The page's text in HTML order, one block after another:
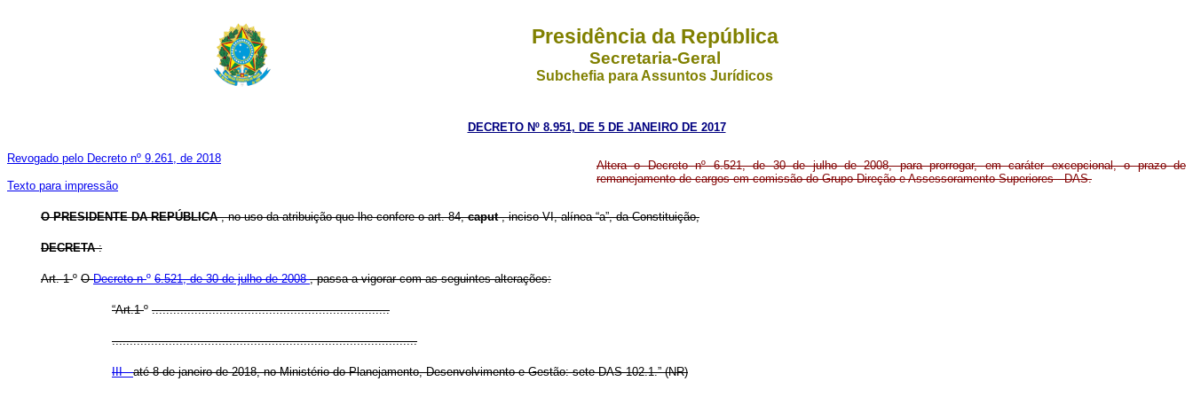
Presidência da República
Secretaria-Geral
Subchefia para Assuntos Jurídicos
DECRETO Nº 8.951, DE 5 DE JANEIRO DE 2017
Revogado pelo Decreto nº 9.261, de 2018
Texto para impressão
Altera o Decreto nº 6.521, de 30 de julho de 2008, para prorrogar, em caráter excepcional, o prazo de
remanejamento de cargos em comissão do Grupo-Direção e Assessoramento Superiores - DAS.
O PRESIDENTE DA REPÚBLICA, no uso da atribuição que lhe confere o art. 84,caput, inciso VI, alínea “a”, da Constituição,
DECRETA:
Art. 1º ODecreto nº 6.521, de 30 de julho de 2008, passa a vigorar com as seguintes alterações:
“Art.1º ...................................................................
......................................................................................
III -até 8 de janeiro de 2018, no Ministério do Planejamento, Desenvolvimento e Gestão: sete DAS 102.1.” (NR)